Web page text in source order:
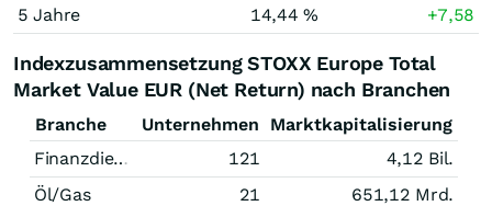
5 Jahre
14,44 % +7,58
Indexzusammensetzung STOXX Europe Total
Market Value EUR (Net Return) nach Branchen
Branche Unternehmen
Marktkapitalisierung
Finanzdienstleistungen
121
4,12 Bil.
Öl/Gas
21
651,12 Mrd.